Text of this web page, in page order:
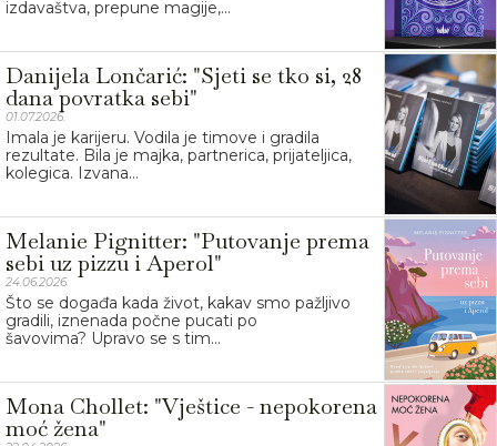
izdavaštva, prepune magije,...
Danijela Lončarić: "Sjeti se tko si, 28
dana povratka sebi"
01.07.2026.
Imala je karijeru. Vodila je timove i gradila
rezultate. Bila je majka, partnerica, prijateljica,
kolegica. Izvana...
Melanie Pignitter: "Putovanje prema
sebi uz pizzu i Aperol"
24.06.2026.
Što se događa kada život, kakav smo pažljivo
gradili, iznenada počne pucati po
šavovima? Upravo se s tim...
Mona Chollet: "Vještice - nepokorena
moć žena"